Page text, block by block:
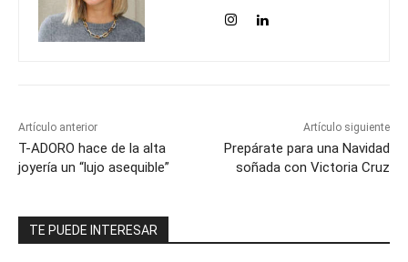
Artículo anterior
T-ADORO hace de la alta
joyería un “lujo asequible”
Artículo siguiente
Prepárate para una Navidad
soñada con Victoria Cruz
TE PUEDE INTERESAR